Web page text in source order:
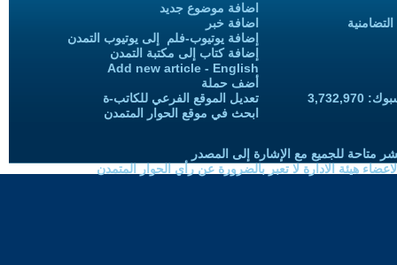
اضافة موضوع جديد
اضافة خبر
إضافة يوتيوب-فلم إلى يوتيوب التمدن
إضافة كتاب إلى مكتبة التمدن
Add new article - English
أضف حملة
تعديل الموقع الفرعي للكاتب-ة
ابحث في موقع الحوار المتمدن
متاحة للجميع مع الإشارة إلى المصدر
هيئة الادارة لا تعبر بالضرورة عن رأي الحوار المتمدن